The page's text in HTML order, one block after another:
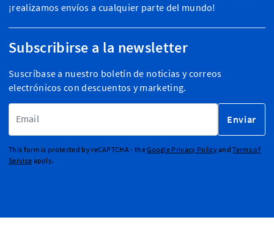
¡realizamos envíos a cualquier parte del mundo!
Subscribirse a la newsletter
Suscríbase a nuestro boletín de noticias y correos
electrónicos con descuentos y marketing.
Enviar
This form is protected by reCAPTCHA - theGoogle Privacy PolicyandTerms of
Service apply.